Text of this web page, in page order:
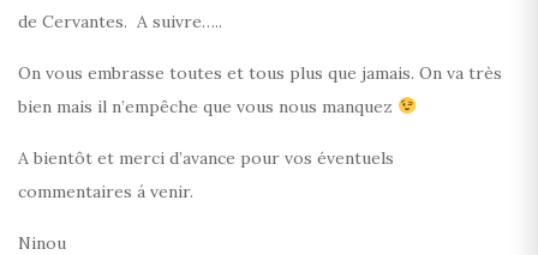
de Cervantes. A suivre…..
On vous embrasse toutes et tous plus que jamais. On va très
bien mais il n’empêche que vous nous manquez
A bientôt et merci d’avance pour vos éventuels
commentaires á venir.
Ninou